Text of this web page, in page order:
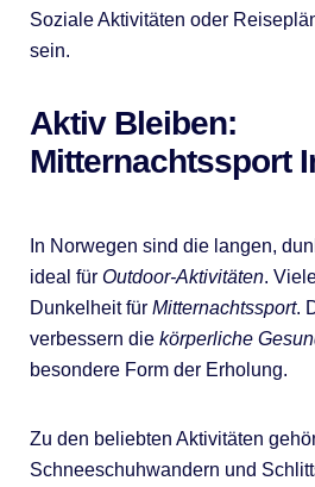
Soziale Aktivitäten oder
sein.
Aktiv Bleiben:
Mitternachtssport
In Norwegen sind die langen,
ideal für Outdoor-Aktivitäten.
Dunkelheit für Mitternachtssport.
verbessern die körperliche
besondere Form der Erholung.
Zu den beliebten Aktivitäten
Schneeschuhwandern und